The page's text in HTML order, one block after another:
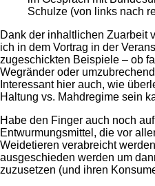
Schulze (von links nach
Dank der inhaltlichen Zuarbeit
ich in dem Vortrag in der
zugeschickten Beispiele – ob
Wegränder oder
Interessant hier auch, wie
Haltung vs. Mahdregime sein
Habe den Finger auch noch
Entwurmungsmittel, die vor
Weidetieren verabreicht
ausgeschieden werden um
zuzusetzen (und ihren